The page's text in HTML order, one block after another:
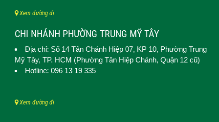
Xem đường đi
CHI NHÁNH PHƯỜNG TRUNG MỸ TÂY
Địa chỉ: Số 14 Tân Chánh Hiệp 07, KP 10, Phường Trung
Mỹ Tây, TP. HCM (Phường Tân Hiệp Chánh, Quận 12 cũ)
Hotline: 096 13 19 335
Xem đường đi